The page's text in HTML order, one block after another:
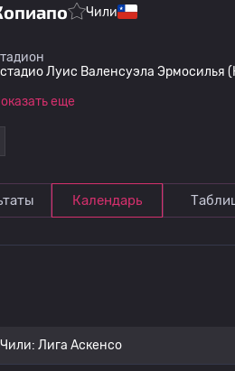
Чили
Луис Валенсуэла Эрмосилья
еще
Календарь
Чили: Лига Аскенсо